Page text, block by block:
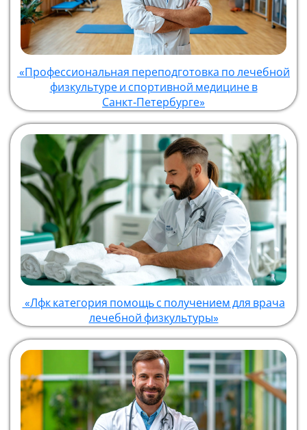
«Профессиональная переподготовка по лечебной
физкультуре и спортивной медицине в
Санкт‑Петербурге»
«Лфк категория помощь с получением для врача
лечебной физкультуры»